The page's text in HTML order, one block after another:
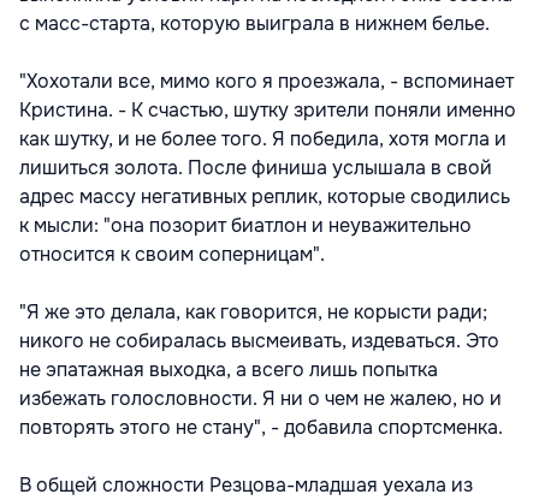
с масс-старта, которую выиграла в нижнем белье.
"Хохотали все, мимо кого я проезжала, - вспоминает
Кристина. - К счастью, шутку зрители поняли именно
как шутку, и не более того. Я победила, хотя могла и
лишиться золота. После финиша услышала в свой
адрес массу негативных реплик, которые сводились
к мысли: "она позорит биатлон и неуважительно
относится к своим соперницам".
"Я же это делала, как говорится, не корысти ради;
никого не собиралась высмеивать, издеваться. Это
не эпатажная выходка, а всего лишь попытка
избежать голословности. Я ни о чем не жалею, но и
повторять этого не стану", - добавила спортсменка.
В общей сложности Резцова-младшая уехала из